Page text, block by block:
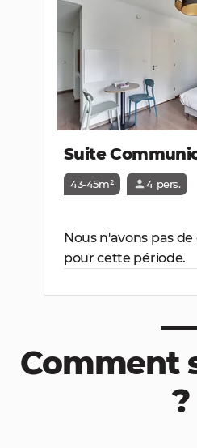
Suite
43-45m² 4 pers.
Nous n'avons pas
pour cette période.
Comment
?